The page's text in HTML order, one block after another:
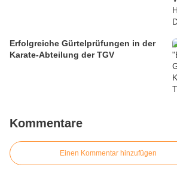
Erfolgreiche Gürtelprüfungen in der
Karate-Abteilung der TGV
Kommentare
Einen Kommentar hinzufügen